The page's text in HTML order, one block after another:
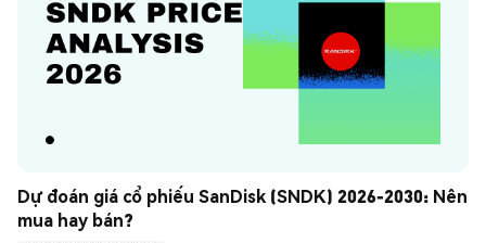
Dự đoán giá cổ phiếu SanDisk (SNDK) 2026-2030: Nên
mua hay bán?